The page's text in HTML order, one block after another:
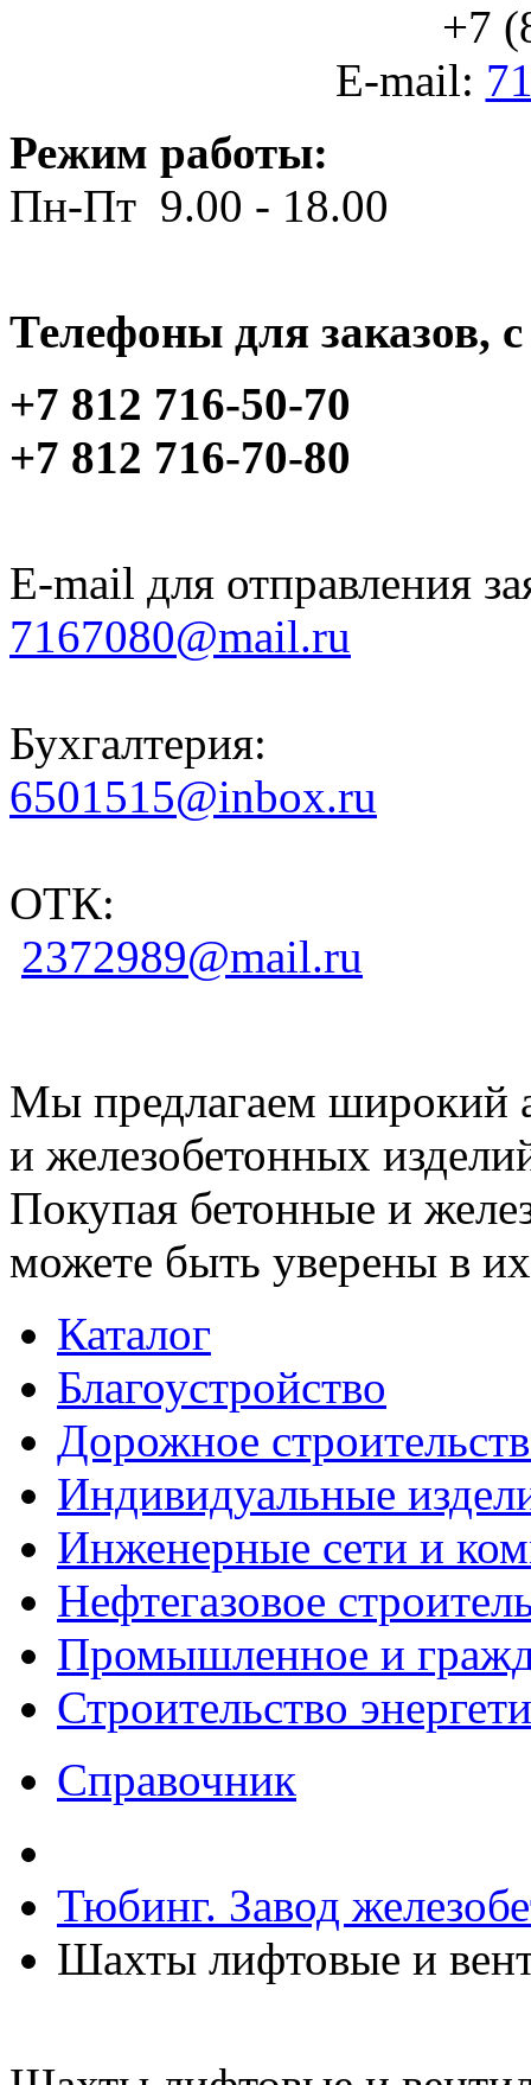
+7
E-mail:
Режим работы:
Пн-Пт 9.00 - 18.00
Телефоны для заказов,
+7 812 716-50-70
+7 812 716-70-80
E-mail для отправления
7167080@mail.ru
Бухгалтерия:
6501515@inbox.ru
ОТК:
2372989@mail.ru
Мы предлагаем широкий
и железобетонных
Покупая бетонные и
можете быть уверены в их
Каталог
Благоустройство
Дорожное
Индивидуальные
Инженерные сети и
Нефтегазовое
Промышленное и
Строительство
Справочник
Тюбинг. Завод
Шахты лифтовые и